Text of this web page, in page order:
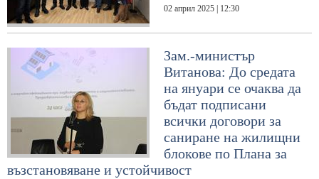
02 април 2025 | 12:30
Зам.-министър
Витанова: До средата
на януари се очаква да
бъдат подписани
всички договори за
саниране на жилищни
блокове по Плана за
възстановяване и устойчивост